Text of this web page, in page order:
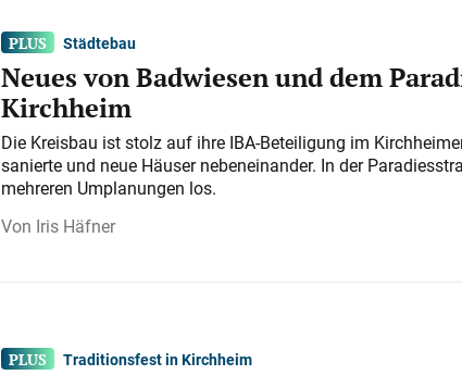
Städtebau
Neues von Badwiesen und dem
Kirchheim
Die Kreisbau ist stolz auf ihre IBA-Beteiligung im
sanierte und neue Häuser nebeneinander. In der
mehreren Umplanungen los.
Iris Häfner
Traditionsfest in Kirchheim